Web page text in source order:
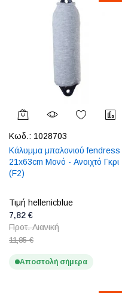
Κωδ.: 1028703
Κάλυμμα μπαλονιού fendress
21x63cm Μονό - Ανοιχτό Γκρι
(F2)
Τιμή hellenicblue
7,82 €
Προτ. Λιανική
11,85 €
Αποστολή σήμερα